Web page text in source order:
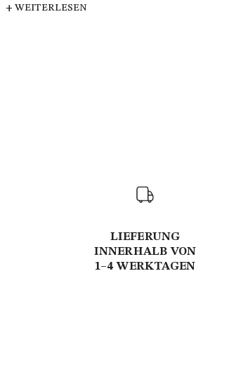
+ WEITERLESEN
LIEFERUNG
INNERHALB VON
1–4 WERKTAGEN